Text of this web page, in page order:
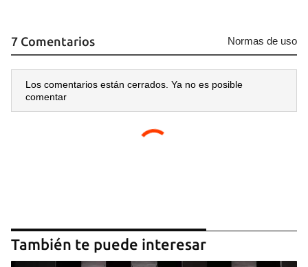
7 Comentarios Normas de uso
Los comentarios están cerrados. Ya no es posible
comentar
También te puede interesar